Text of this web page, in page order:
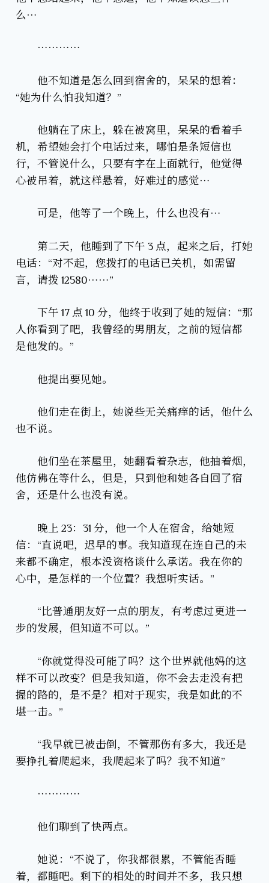
么…
…………
他不知道是怎么回到宿舍的，呆呆的想着：
“她为什么怕我知道？”
他躺在了床上，躲在被窝里，呆呆的看着手
机，希望她会打个电话过来，哪怕是条短信也
行，不管说什么，只要有字在上面就行，他觉得
心被吊着，就这样悬着，好难过的感觉…
可是，他等了一个晚上，什么也没有…
第二天，他睡到了下午 3 点，起来之后，打她
电话：“对不起，您拨打的电话已关机，如需留
言，请拨 12580……”
下午 17 点 10 分，他终于收到了她的短信：“那
人你看到了吧，我曾经的男朋友，之前的短信都
是他发的。”
他提出要见她。
他们走在街上，她说些无关痛痒的话，他什么
也不说。
他们坐在茶屋里，她翻看着杂志，他抽着烟，
他仿佛在等什么，但是，只到他和她各自回了宿
舍，还是什么也没有说。
晚上 23：31 分，他一个人在宿舍，给她短
信：“直说吧，迟早的事。我知道现在连自己的未
来都不确定，根本没资格谈什么承诺。我在你的
心中，是怎样的一个位置？我想听实话。”
“比普通朋友好一点的朋友，有考虑过更进一
步的发展，但知道不可以。”
“你就觉得没可能了吗？这个世界就他妈的这
样不可以改变？但是我知道，你不会去走没有把
握的路的，是不是？相对于现实，我是如此的不
堪一击。”
“我早就已被击倒，不管那伤有多大，我还是
要挣扎着爬起来，我爬起来了吗？我不知道”
…………
他们聊到了快两点。
她说：“不说了，你我都很累，不管能否睡
着，都睡吧。剩下的相处的时间并不多，我只想